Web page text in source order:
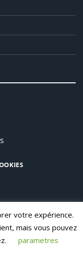
votre expérience.
mais vous pouvez
parametres